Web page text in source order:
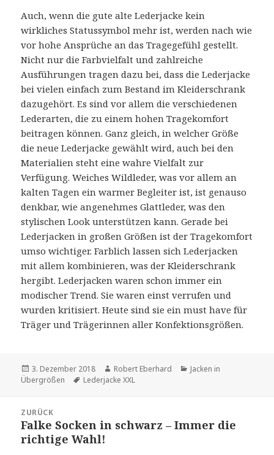
Auch, wenn die gute alte Lederjacke kein
wirkliches Statussymbol mehr ist, werden nach wie
vor hohe Ansprüche an das Tragegefühl gestellt.
Nicht nur die Farbvielfalt und zahlreiche
Ausführungen tragen dazu bei, dass die Lederjacke
bei vielen einfach zum Bestand im Kleiderschrank
dazugehört. Es sind vor allem die verschiedenen
Lederarten, die zu einem hohen Tragekomfort
beitragen können. Ganz gleich, in welcher Größe
die neue Lederjacke gewählt wird, auch bei den
Materialien steht eine wahre Vielfalt zur
Verfügung. Weiches Wildleder, was vor allem an
kalten Tagen ein warmer Begleiter ist, ist genauso
denkbar, wie angenehmes Glattleder, was den
stylischen Look unterstützen kann. Gerade bei
Lederjacken in großen Größen ist der Tragekomfort
umso wichtiger. Farblich lassen sich Lederjacken
mit allem kombinieren, was der Kleiderschrank
hergibt. Lederjacken waren schon immer ein
modischer Trend. Sie waren einst verrufen und
wurden kritisiert. Heute sind sie ein must have für
Träger und Trägerinnen aller Konfektionsgrößen.
Veröffentlicht
am
3. Dezember 2018 Autor
Robert Eberhard Kategorien
Jacken in
Übergrößen
Schlagwörter
Lederjacke XXL
ZURÜCK
Vorheriger
Beitrag:
Falke Socken in schwarz – Immer die
richtige Wahl!